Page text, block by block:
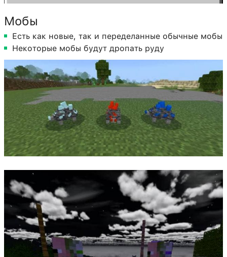
Мобы
Есть как новые, так и переделанные обычные мобы
Некоторые мобы будут дропать руду